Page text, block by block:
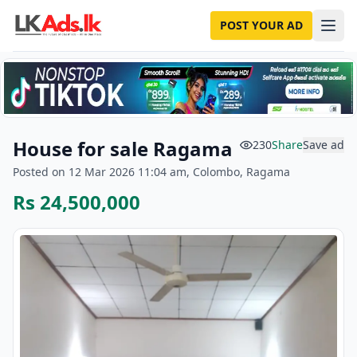
POST YOUR AD
House for sale Ragama 230ShareSave ad
Posted on 12 Mar 2026 11:04 am, Colombo, Ragama
Rs 24,500,000